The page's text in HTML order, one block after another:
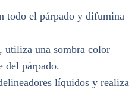
todo el párpado y difumina
utiliza una sombra color
del párpado.
líquidos y realiza